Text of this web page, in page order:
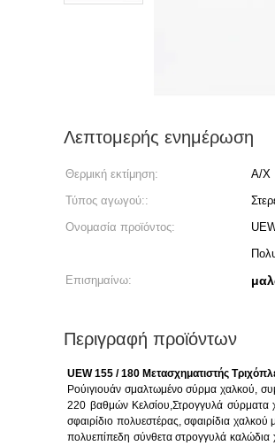
Λεπτομερής ενημέρωση
Θερμική εκτίμηση: Α/Χ
Τύπος αγωγού::
Ονομασία προϊόντος:
Επισημαίνω:
Περιγραφή προϊόντων
UEW 155 / 180 Μετασχηματιστής
Ρούιγιουάν σμαλτωμένο σύρμα χαλκού,
220 βαθμών Κελσίου,Στρογγυλά σύρματα
σφαιρίδιο πολυεστέρας, σφαιρίδια
πολυεπίπεδη σύνθετα στρογγυλά καλώδια